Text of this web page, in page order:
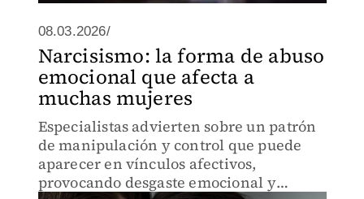
08.03.2026/
Narcisismo: la forma de abuso
emocional que afecta a
muchas mujeres
Especialistas advierten sobre un patrón
de manipulación y control que puede
aparecer en vínculos afectivos,
provocando desgaste emocional y